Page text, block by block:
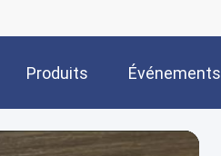
Produits Événements